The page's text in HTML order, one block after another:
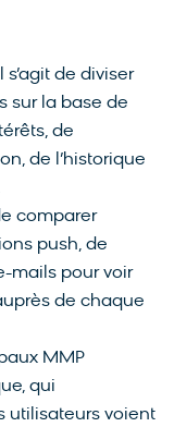
s’agit de diviser
sur la base de
de
de l’historique
comparer
push, de
mails pour voir
de chaque
MMP
qui
utilisateurs voient